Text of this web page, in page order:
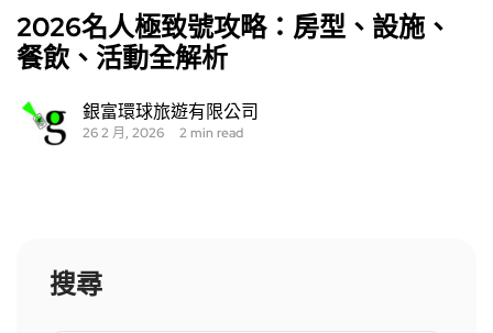
2026名人極致號攻略：房型、設施、
餐飲、活動全解析
銀富環球旅遊有限公司
26 2 月, 2026 2 min read
搜尋